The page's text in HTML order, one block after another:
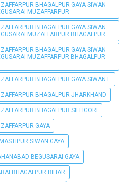
BHAGALPUR GAYA SIWAN
MUZAFFARPUR
BHAGALPUR GAYA SIWAN
MUZAFFARPUR BHAGALPUR
BHAGALPUR GAYA SIWAN
MUZAFFARPUR BHAGALPUR
BHAGALPUR GAYA SIWAN E
BHAGALPUR JHARKHAND
BHAGALPUR SILLIGORI
GAYA
SIWAN GAYA
BEGUSARAI GAYA
BHAGALPUR BIHAR